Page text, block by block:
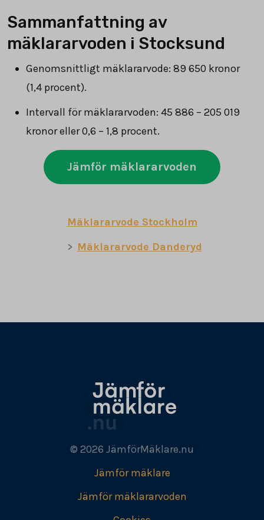
Sammanfattning av
mäklararvoden i Stocksund
Genomsnittligt mäklararvode: 89 650 kronor
(1,4 procent).
Intervall för mäklararvoden: 45 886 – 205 019
kronor eller 0,6 – 1,8 procent.
Jämför mäklararvoden
Mäklararvode Stockholm
Mäklararvode Danderyd
© 2026 JämförMäklare.nu
Jämför mäklare
Jämför mäklararvoden